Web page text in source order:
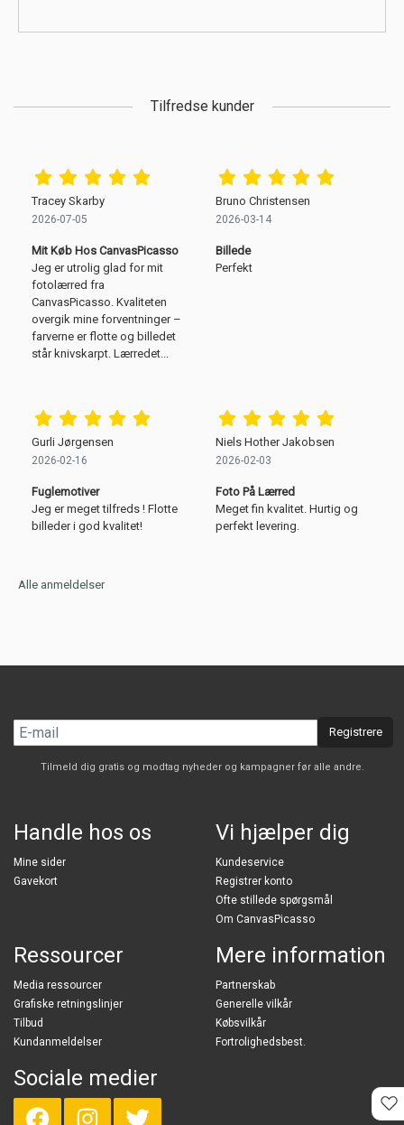
Tilfredse kunder
Tracey Skarby
2026-07-05
Mit Køb Hos CanvasPicasso
Jeg er utrolig glad for mit
fotolærred fra
CanvasPicasso. Kvaliteten
overgik mine forventninger –
farverne er flotte og billedet
står knivskarpt. Lærredet...
Bruno Christensen
2026-03-14
Billede
Perfekt
Gurli Jørgensen
2026-02-16
Fuglemotiver
Jeg er meget tilfreds ! Flotte
billeder i god kvalitet!
Niels Hother Jakobsen
2026-02-03
Foto På Lærred
Meget fin kvalitet. Hurtig og
perfekt levering.
Alle anmeldelser
Registrere
Tilmeld dig gratis og modtag nyheder og kampagner før alle andre.
Handle hos os
Mine sider
Gavekort
Vi hjælper dig
Kundeservice
Registrer konto
Ofte stillede spørgsmål
Om CanvasPicasso
Ressourcer
Media ressourcer
Grafiske retningslinjer
Tilbud
Kundanmeldelser
Mere information
Partnerskab
Generelle vilkår
Købsvilkår
Fortrolighedsbest.
Sociale medier